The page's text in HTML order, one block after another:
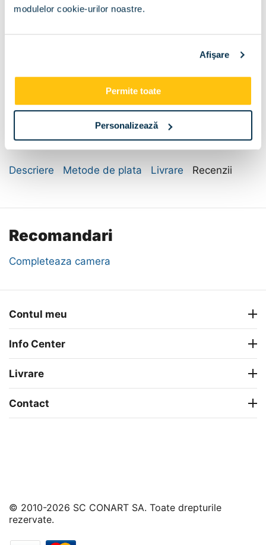
modulelor cookie-urilor noastre.
Afişare
Permite toate
Personalizează
Stofa Bej
Descriere Metode de plata Livrare Recenzii
Recomandari
Completeaza camera
Contul meu
Info Center
Livrare
Contact
© 2010-2026 SC CONART SA. Toate drepturile
rezervate.